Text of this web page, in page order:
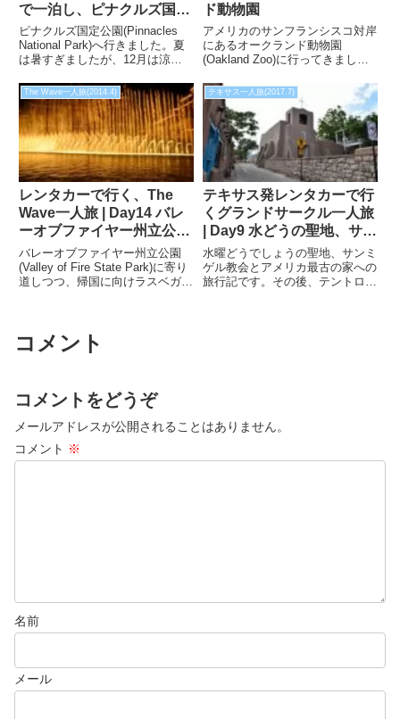
で一泊し、ピナクルズ国定
公園へ行ってきました。
ピナクルズ国定公園(Pinnacles
National Park)へ行きました。夏
は暑すぎましたが、12月は涼し
た。夜はサンノゼのGreat
Americaでやっていたクリスマス
イベントを堪能しました。
ド動物園
アメリカのサンフランシスコ対岸
にあるオークランド動物園
(Oakland Zoo)に行ってきまし
行けますし、キリンにゾウにトラ
など色んな動物を見ることが出来
ました。
The Wave一人旅(2014.4)
レンタカーで行く、The
Wave一人旅 | Day14 バレ
ーオブファイヤー州立公園
を経由しラスベガスへ
バレーオブファイヤー州立公園
(Valley of Fire State Park)に寄り
道しつつ、帰国に向けラスベガス
した。
テキサス一人旅(2017.7)
テキサス発レンタカーで行
くグランドサークル一人旅
| Day9 水どうの聖地、サン
ミゲル教会に行ってきまし
た。
水曜どうでしょうの聖地、サンミ
ゲル教会とアメリカ最古の家への
旅行記です。その後、テントロッ
コメント
コメントをどうぞ
メールアドレスが公開されることはありません。
コメント ※
名前
メール